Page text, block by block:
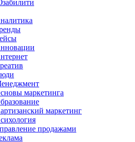
маркетинга
маркетинг
продажами